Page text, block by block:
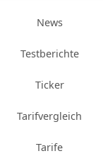
News
Testberichte
Ticker
Tarifvergleich
Tarife